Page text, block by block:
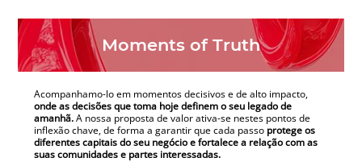
Moments of Truth
Acompanhamo-lo em momentos decisivos e de alto impacto,
onde as decisões que toma hoje definem o seu legado de
amanhã.A nossa proposta de valor ativa-se nestes pontos de
inflexão chave, de forma a garantir que cada passo protege os
diferentes capitais do seu negócio e fortalece a relação com as
suas comunidades e partes interessadas.